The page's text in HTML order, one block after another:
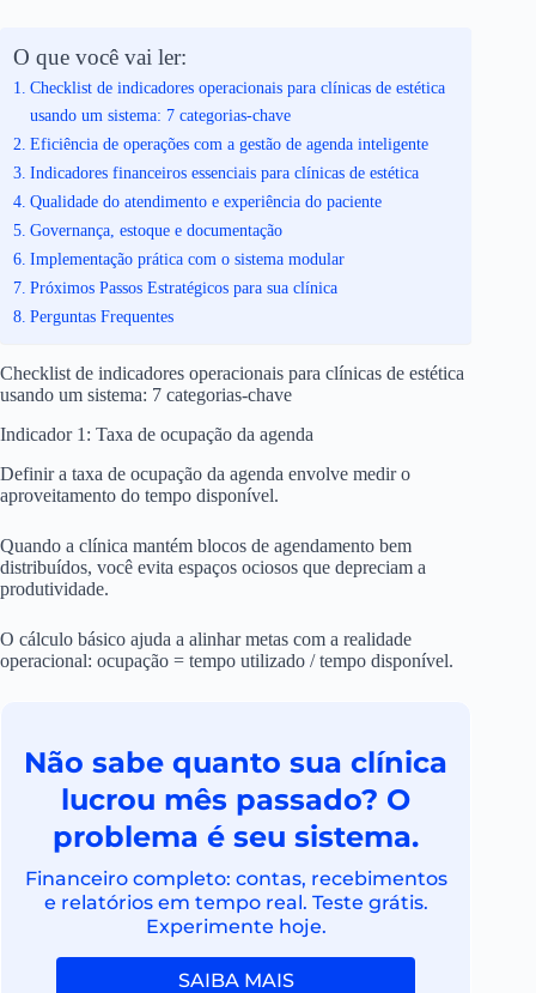
O que você vai ler:
Checklist de indicadores operacionais para clínicas de estética
usando um sistema: 7 categorias-chave
Eficiência de operações com a gestão de agenda inteligente
Indicadores financeiros essenciais para clínicas de estética
Qualidade do atendimento e experiência do paciente
Governança, estoque e documentação
Implementação prática com o sistema modular
Próximos Passos Estratégicos para sua clínica
Perguntas Frequentes
Checklist de indicadores operacionais para clínicas de estética
usando um sistema: 7 categorias-chave
Indicador 1: Taxa de ocupação da agenda
Definir a taxa de ocupação da agenda envolve medir o
aproveitamento do tempo disponível.
Quando a clínica mantém blocos de agendamento bem
distribuídos, você evita espaços ociosos que depreciam a
produtividade.
O cálculo básico ajuda a alinhar metas com a realidade
operacional: ocupação = tempo utilizado / tempo disponível.
Não sabe quanto sua clínica
lucrou mês passado? O
problema é seu sistema.
Financeiro completo: contas, recebimentos
e relatórios em tempo real. Teste grátis.
Experimente hoje.
SAIBA MAIS